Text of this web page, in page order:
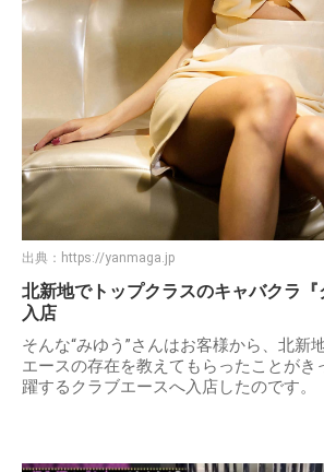
出典： https://yanmaga.jp
北新地でトップクラスのキャバクラ
入店
そんな“みゆう”さんはお客様から、北新
エースの存在を教えてもらったことがき
躍するクラブエースへ入店したのです。